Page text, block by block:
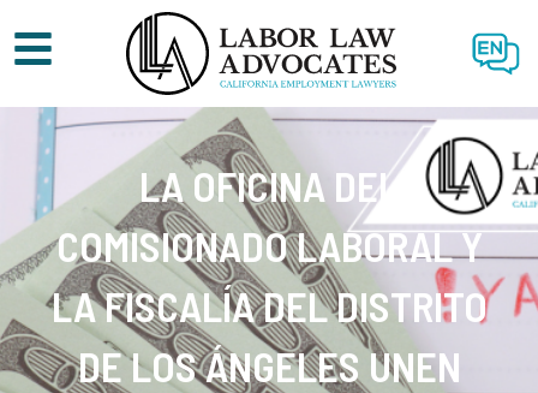
EN
LA OFICINA DEL
COMISIONADO LABORAL Y
LA FISCALÍA DEL DISTRITO
DE LOS ÁNGELES UNEN